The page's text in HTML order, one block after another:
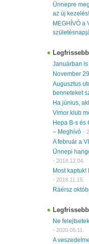
Ünnepre
az új kezelés!
MEGHÍVÓ a
Januárban
November
Augusztus
benneteket
Ha június,
Vimor klub
Hepa B-s és
– Meghívó -
A február a
Ünnepi
- 2018.12.04.
Most kaptuk!
- 2018.11.15.
Ráérsz
Ne
- 2020.05.11.
A